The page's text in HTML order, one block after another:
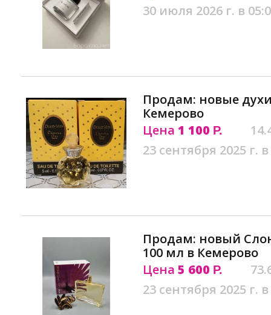
30 июля 2026 г. в
Продам: новые
Кемерово
Цена 1 100 Р.
23 сентября 2025 г.
Продам: новый
100 мл в Кемерово
Цена 5 600 Р.
23 сентября 2025 г.